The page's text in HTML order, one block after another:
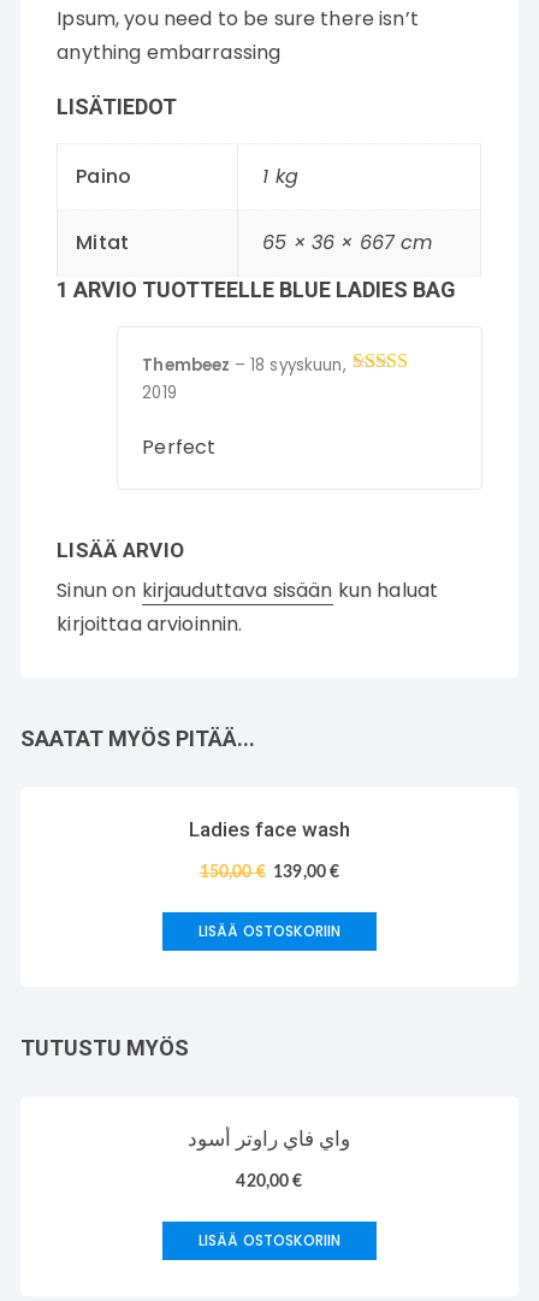
Ipsum, you need to be sure there isn’t
anything embarrassing
LISÄTIEDOT
Paino 1 kg
Mitat 65 × 36 × 667 cm
1 ARVIO TUOTTEELLE BLUE LADIES BAG
Thembeez – 18 syyskuun,
2019
Perfect
LISÄÄ ARVIO
Sinun on kirjauduttava sisään kun haluat
kirjoittaa arvioinnin.
SAATAT MYÖS PITÄÄ...
Ladies face wash
150,00€ 139,00€
LISÄÄ OSTOSKORIIN
TUTUSTU MYÖS
واي فاي راوتر أسود
420,00€
LISÄÄ OSTOSKORIIN